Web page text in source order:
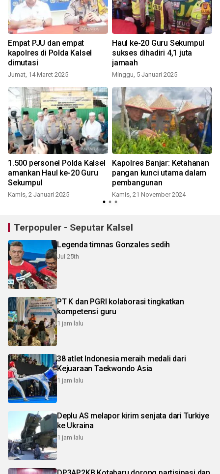
Empat PJU dan empat
kapolres di Polda Kalsel
dimutasi
Jumat, 14 Maret 2025
Haul ke-20 Guru Sekumpul
sukses dihadiri 4,1 juta
jamaah
Minggu, 5 Januari 2025
1.500 personel Polda Kalsel
amankan Haul ke-20 Guru
Sekumpul
Kamis, 2 Januari 2025
Kapolres Banjar: Ketahanan
pangan kunci utama dalam
pembangunan
Kamis, 21 November 2024
Terpopuler - Seputar Kalsel
Legenda timnas Gonzales sedih
Jul 25th
PT K dan PGRI kolaborasi tingkatkan
kompetensi guru
1 jam lalu
38 atlet Indonesia meraih medali dari
Kejuaraan Taekwondo Asia
1 jam lalu
Deplu AS melapor kirim senjata dari Turkiye
ke Ukraina
1 jam lalu